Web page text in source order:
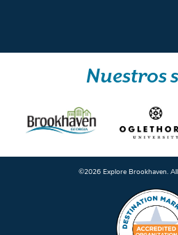
Nuestros
©️2026 Explore Brookhaven.